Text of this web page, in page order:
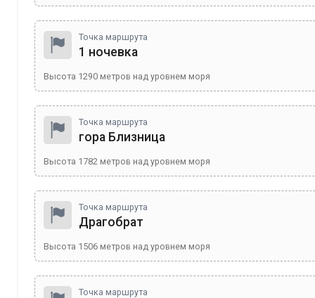
Точка маршрута
1 ночевка
Высота 1290 метров над уровнем моря
Точка маршрута
гора Близница
Высота 1782 метров над уровнем моря
Точка маршрута
Драгобрат
Высота 1506 метров над уровнем моря
Точка маршрута